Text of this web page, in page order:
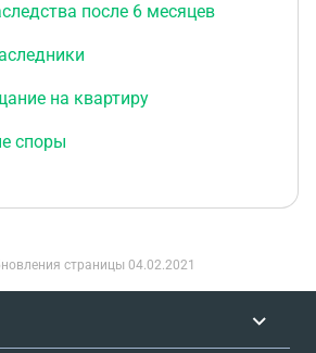
после 6 месяцев
на квартиру
споры
страницы 04.02.2021